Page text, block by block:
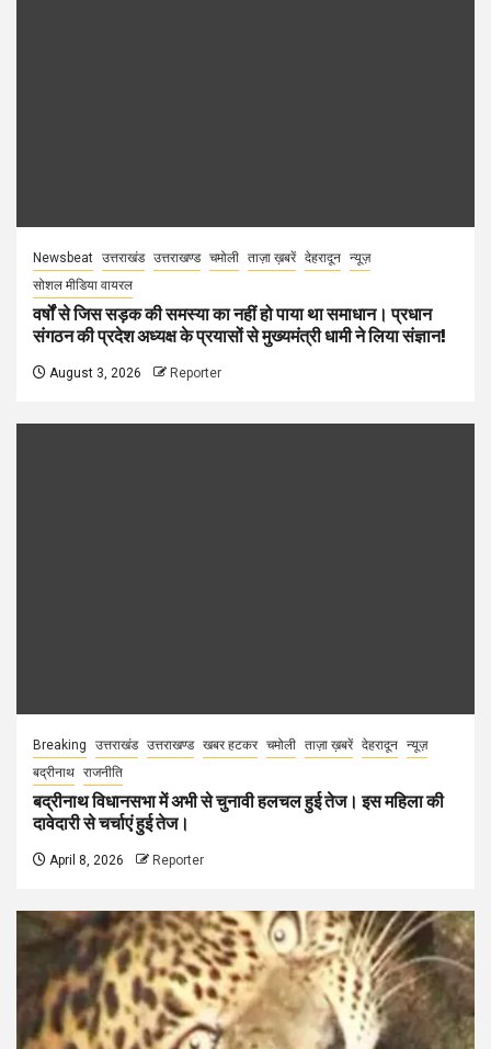
Newsbeat उत्तराखंड उत्तराखण्ड चमोली ताज़ा ख़बरें देहरादून न्यूज़
सोशल मीडिया वायरल
वर्षों से जिस सड़क की समस्या का नहीं हो पाया था समाधान। प्रधान
संगठन की प्रदेश अध्यक्ष के प्रयासों से मुख्यमंत्री धामी ने लिया संज्ञान!
August 3, 2026 Reporter
Breaking उत्तराखंड उत्तराखण्ड खबर हटकर चमोली ताज़ा ख़बरें देहरादून न्यूज़
बद्रीनाथ राजनीति
बद्रीनाथ विधानसभा में अभी से चुनावी हलचल हुई तेज। इस महिला की
दावेदारी से चर्चाएं हुई तेज।
April 8, 2026 Reporter